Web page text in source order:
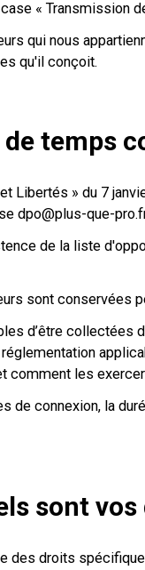
« Transmission
qui nous
qu'il conçoit.
temps
Libertés » du 7
dpo@plus-que-
de la liste
sont conservées
d’être collectées
comment les exercer
de connexion, la
sont
droits